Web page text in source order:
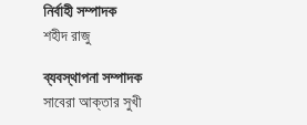
নির্বাহী সম্পাদক
শহীদ রাজু
ব্যবস্থাপনা সম্পাদক
সাবেরা আক্তার সুখী